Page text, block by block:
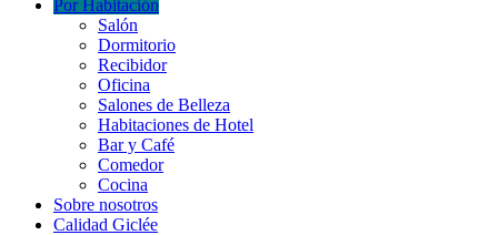
Por Habitación
Salón
Dormitorio
Recibidor
Oficina
Salones de Belleza
Habitaciones de Hotel
Bar y Café
Comedor
Cocina
Sobre nosotros
Calidad Giclée